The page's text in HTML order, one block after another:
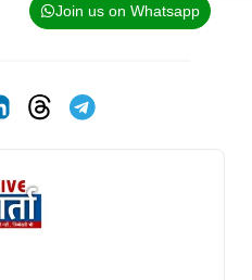
Join us on Whatsapp